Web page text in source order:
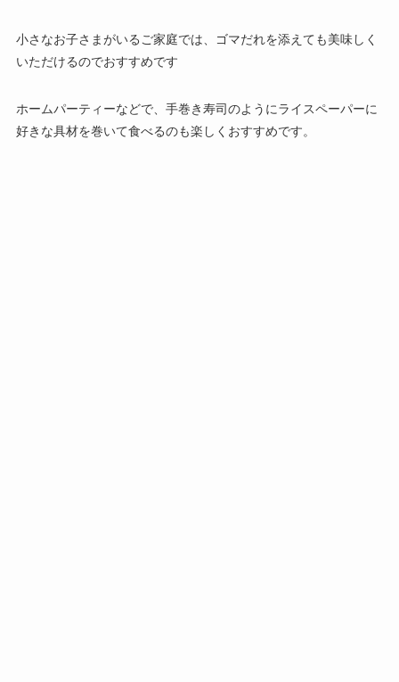
小さなお子さまがいるご家庭では、ゴマだれを添えても美味しく
いただけるのでおすすめです
ホームパーティーなどで、手巻き寿司のようにライスペーパーに
好きな具材を巻いて食べるのも楽しくおすすめです。